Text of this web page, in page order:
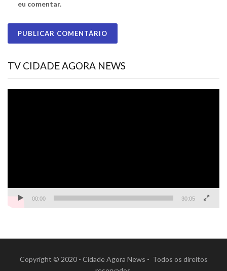
eu comentar.
TV CIDADE AGORA NEWS
00:00 30:05
Copyright © 2020 - Cidade Agora News - Todos os direitos